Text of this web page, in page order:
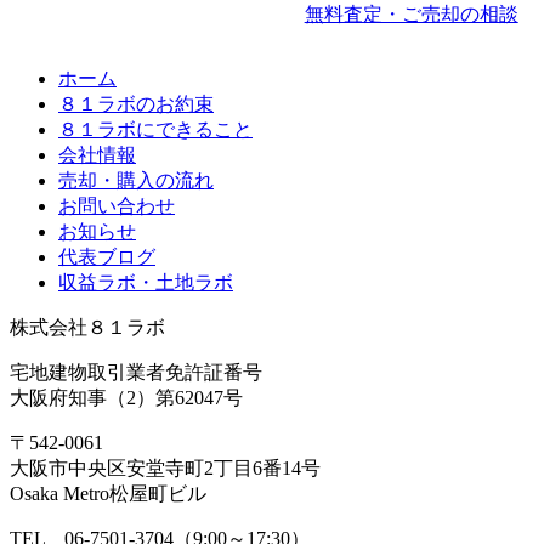
無料査定・ご売却の相談
ホーム
８１ラボのお約束
８１ラボにできること
会社情報
売却・購入の流れ
お問い合わせ
お知らせ
代表ブログ
収益ラボ・土地ラボ
株式会社８１ラボ
宅地建物取引業者免許証番号
大阪府知事（2）第62047号
〒542-0061
大阪市中央区安堂寺町2丁目6番14号
Osaka Metro松屋町ビル
TEL 06-7501-3704（9:00～17:30）